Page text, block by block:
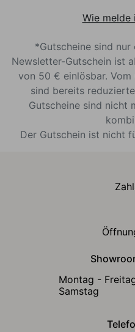
Wie melde
*Gutscheine sind
Newsletter-Gutschein ist
von 50 € einlösbar. Vom
sind bereits
Gutscheine sind nicht
Der Gutschein ist nicht
Montag -
Samstag